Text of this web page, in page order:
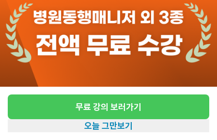
무료 강의 보러가기
오늘 그만보기